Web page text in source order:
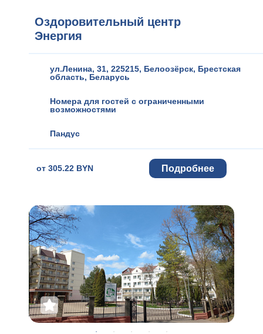
Оздоровительный центр
Энергия
ул.Ленина, 31, 225215, Белоозёрск, Брестская
область, Беларусь
Номера для гостей с ограниченными
возможностями
Пандус
от 305.22 BYN Подробнее